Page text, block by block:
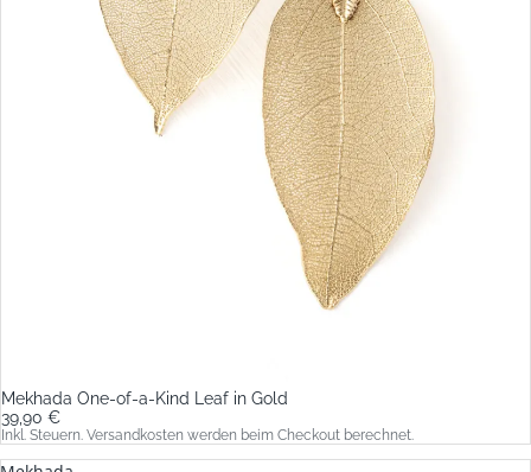
Mekhada One-of-a-Kind Leaf in Gold
39,90 €
Inkl. Steuern. Versandkosten werden beim Checkout berechnet.